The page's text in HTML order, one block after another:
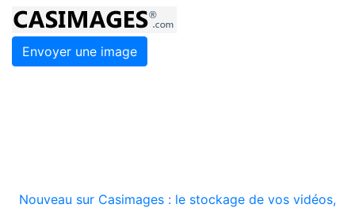
Envoyer une image
Nouveau sur Casimages : le stockage de vos vidéos,